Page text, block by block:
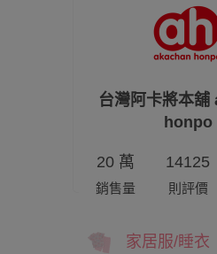
台灣阿卡將本舖
honpo
20 萬
銷售量
14125
則評價
家居服/睡衣